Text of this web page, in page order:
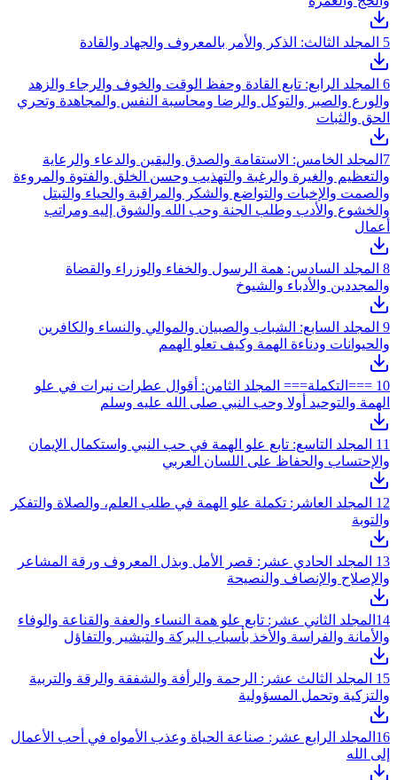
5 المجلد الثالث: الذكر والأمر بالمعروف والجهاد والقادة
6 المجلد الرابع: تابع القادة وحفظ الوقت والخوف والرجاء والزهد
والورع والصبر والتوكل والرضا ومحاسبة النفس والمجاهدة وتحري
الحق والثبات
7 المجلد الخامس: الاستقامة والصدق واليقين والدعاء والرعاية
والتعظيم والغيرة والرغبة والتهذيب وحسن الخلق والفتوة والمروءة
والصمت والإخبات والتواضع والشكر والمراقبة والحياء والتبتل
والخشوع والأدب وطلب الجنة وحب الله والشوق إليه ومراتب
أعمال
8 المجلد السادس: همة الرسول والخفاء والوزراء والقضاة
والمجددين والأدباء والشيوخ
9 المجلد السابع: الشباب والصبيان والموالي والنساء والكافرين
والحيوانات ودناءة الهمة وكيف تعلو الهمم
10 ===التكملة=== المجلد الثامن: أقوال عطرات نيرات في علو
الهمة والتوحيد أولا وحب النبي صلى الله عليه وسلم
11 المجلد التاسع: تابع علو الهمة في حب النبي واستكمال الإيمان
والإحتساب والحفاظ على اللسان العربي
12 المجلد العاشر: تكملة علو الهمة في طلب العلم، والصلاة والتفكر
والتوبة
13 المجلد الحادي عشر: قصر الأمل وبذل المعروف ورقة المشاعر
والإصلاح والإنصاف والنصيحة
14 المجلد الثاني عشر: تابع علو همة النساء والعفة والقناعة والوفاء
والأمانة والفراسة والأخذ بأسباب البركة والتبشير والتفاؤل
15 المجلد الثالث عشر: الرحمة والرأفة والشفقة والرقة والتربية
والتزكية وتحمل المسؤولية
16 المجلد الرابع عشر: صناعة الحياة وعذب الأمواه في أحب الأعمال
إلى الله